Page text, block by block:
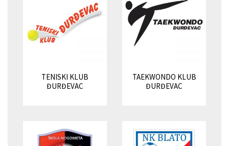
TENISKI KLUB
ĐURĐEVAC
TAEKWONDO KLUB
ĐURĐEVAC